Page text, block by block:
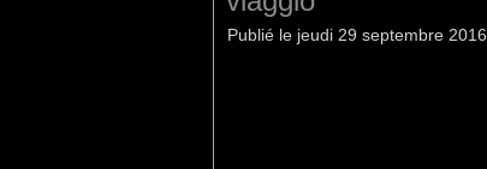
Publié le jeudi 29 septembre 2016